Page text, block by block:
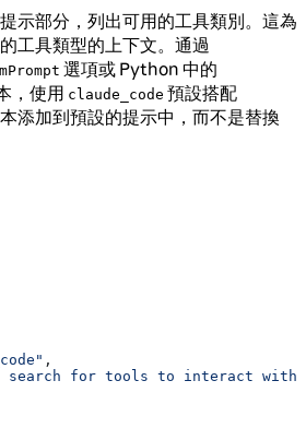
示部分，列出可用的工具類別。這為
工具類型的上下文。通過
選項或 Python 中的
，使用 claude_code 預設搭配
添加到預設的提示中，而不是替換
,
search for tools to interact with